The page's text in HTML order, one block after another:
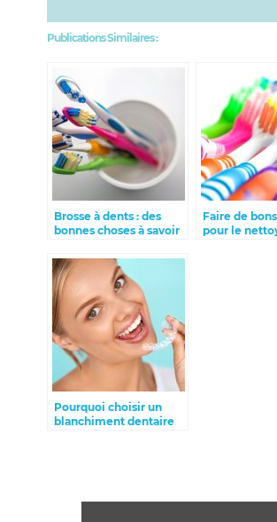
Publications Similaires :
Brosse à dents : des
bonnes choses à savoir
Faire de
pour le
Pourquoi choisir un
blanchiment dentaire